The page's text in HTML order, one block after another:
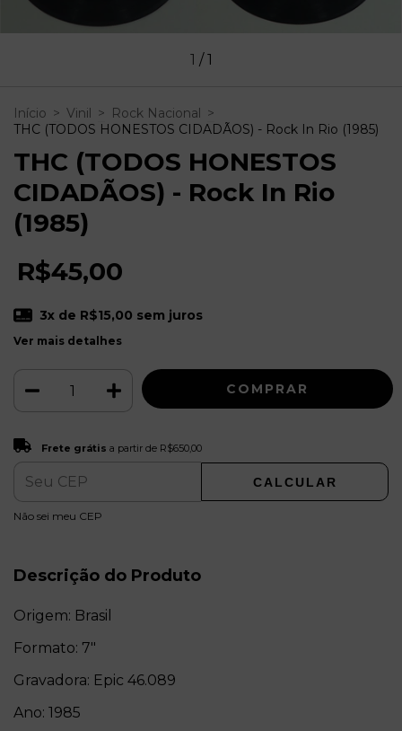
1 /1
Início > Vinil > Rock Nacional >
THC (TODOS HONESTOS CIDADÃOS) - Rock In Rio (1985)
THC (TODOS HONESTOS
CIDADÃOS) - Rock In Rio
(1985)
R$45,00
3x de R$15,00 sem juros
Ver mais detalhes
Entregas para o CEP: ALTERAR CEP
Frete grátis a partir de R$650,00
CALCULAR
Não sei meu CEP
Descrição do Produto
Origem: Brasil
Formato: 7"
Gravadora: Epic 46.089
Ano: 1985